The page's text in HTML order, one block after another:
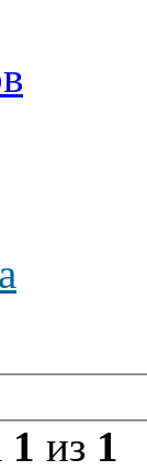
1 из 1